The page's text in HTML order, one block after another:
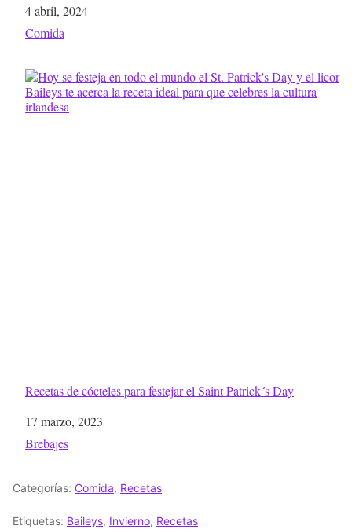
Fecha
4 abril, 2024
Respecto a
Comida
Recetas de cócteles para festejar el Saint Patrick´s Day
Fecha
17 marzo, 2023
Respecto a
Brebajes
Categorías: Comida, Recetas
Etiquetas: Baileys, Invierno, Recetas